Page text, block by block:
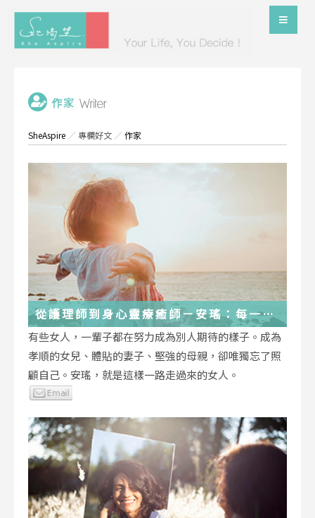
SheAspire ／專欄好文 ／作家
從護理師到身心靈療癒師－安瑤：每一段
低谷，都能成為重生的起點
有些女人，一輩子都在努力成為別人期待的樣子。成為
孝順的女兒、體貼的妻子、堅強的母親，卻唯獨忘了照
顧自己。安瑤，就是這樣一路走過來的女人。